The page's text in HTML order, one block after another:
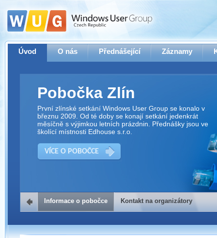
Úvod O nás Přednášející Záznamy
Pobočka Zlín
První zlínské setkání Windows User Group se konalo v
březnu 2009. Od té doby se konají setkání jedenkrát
měsíčně s výjimkou letních prázdnin. Přednášky jsou ve
školící místnosti Edhouse s.r.o.
VÍCE O POBOČCE
Kontakt na organizátory
Pokud máte jakýkoliv dotaz na organizátory této akce,
prosím neváhejte nás kontaktovat na e-mailu:
Informace o pobočce Kontakt na organizátory